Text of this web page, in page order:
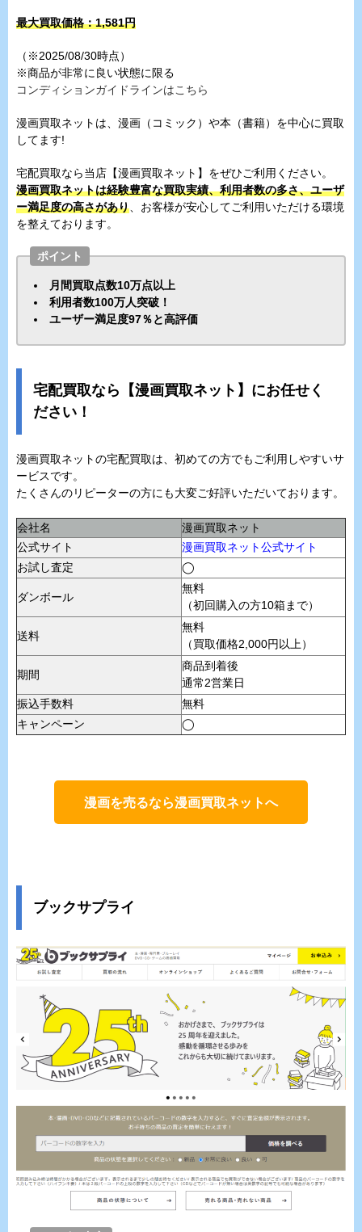
最大買取価格：1,581円
（※2025/08/30時点）
※商品が非常に良い状態に限る
コンディションガイドラインはこちら
漫画買取ネットは、漫画（コミック）や本（書籍）を中心に買取
してます!
宅配買取なら当店【漫画買取ネット】をぜひご利用ください。
漫画買取ネットは経験豊富な買取実績、利用者数の多さ、ユーザ
ー満足度の高さがあり 、お客様が安心してご利用いただける環境
を整えております。
ポイント
月間買取点数10万点以上
利用者数100万人突破！
ユーザー満足度97％と高評価
宅配買取なら【漫画買取ネット】にお任せく
ださい！
漫画買取ネットの宅配買取は、初めての方でもご利用しやすいサ
ービスです。
たくさんのリピーターの方にも大変ご好評いただいております。
会社名
漫画買取ネット
公式サイト
漫画買取ネット公式サイト
お試し査定
◯
ダンボール
無料
（初回購入の方10箱まで）
送料
無料
（買取価格2,000円以上）
期間
商品到着後
通常2営業日
振込手数料
無料
キャンペーン
◯
漫画を売るなら漫画買取ネットへ
ブックサプライ